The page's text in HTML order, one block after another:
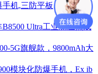
机,三防平板,防爆平板
Ultra工业测温热成
5G旗舰款，9800mAh大
模块化防爆手机，Ex ib